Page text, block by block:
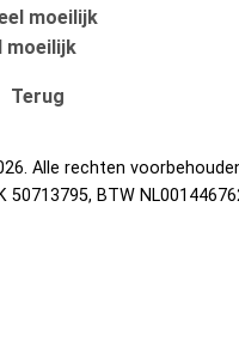
moeilijk
moeilijk
Terug
Alle rechten
50713795, BTW